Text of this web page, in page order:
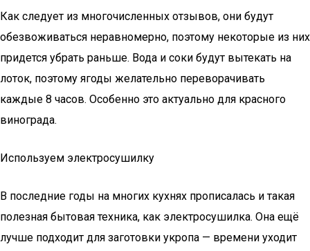
Как следует из многочисленных отзывов, они будут
обезвоживаться неравномерно, поэтому некоторые из них
придется убрать раньше. Вода и соки будут вытекать на
лоток, поэтому ягоды желательно переворачивать
каждые 8 часов. Особенно это актуально для красного
винограда.
Используем электросушилку
В последние годы на многих кухнях прописалась и такая
полезная бытовая техника, как электросушилка. Она ещё
лучше подходит для заготовки укропа — времени уходит